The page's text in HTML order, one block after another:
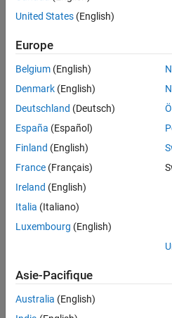
United States (English)
Europe
Belgium (English)
Denmark (English)
Deutschland (Deutsch)
España (Español)
Finland (English)
France (Français)
Ireland (English)
Italia (Italiano)
Luxembourg (English)
Asie-Pacifique
Australia (English)
Lutte anti-piratage
© 1994-2026 The MathWorks, Inc.